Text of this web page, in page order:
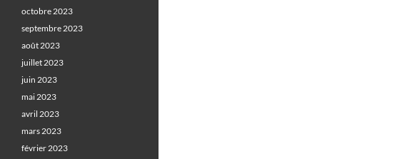
octobre 2023
septembre 2023
août 2023
juillet 2023
juin 2023
mai 2023
avril 2023
mars 2023
février 2023